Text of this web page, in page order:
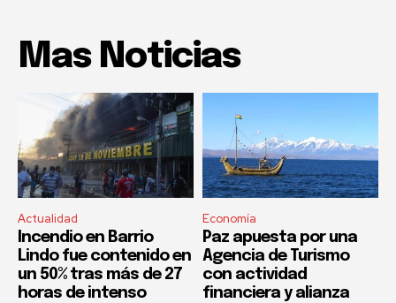
Mas Noticias
Actualidad
Incendio en Barrio
Lindo fue contenido en
un 50% tras más de 27
horas de intenso
Economía
Paz apuesta por una
Agencia de Turismo
con actividad
financiera y alianza